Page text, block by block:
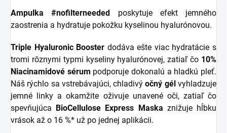
Ampulka #nofilterneeded
poskytuje efekt jemného
zaostrenia a hydratuje pokožku kyselinou hyalurónovou.
Triple Hyaluronic Booster dodáva ešte viac hydratácie s
tromi rôznymi typmi kyseliny hyalurónovej, zatiaľ čo 10%
Niacinamidové sérum podporuje dokonalú a hladkú pleť.
Náš rýchlo sa vstrebávajúci, chladivýočný gél vyhladzuje
jemné linky a okamžite oživuje unavené oči, zatiaľ čo
spevňujúca
BioCellulose Express Maska znižuje hĺbku
vrások až o 16 %* už po jednej aplikácii.